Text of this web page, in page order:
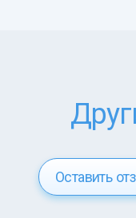
Оставить